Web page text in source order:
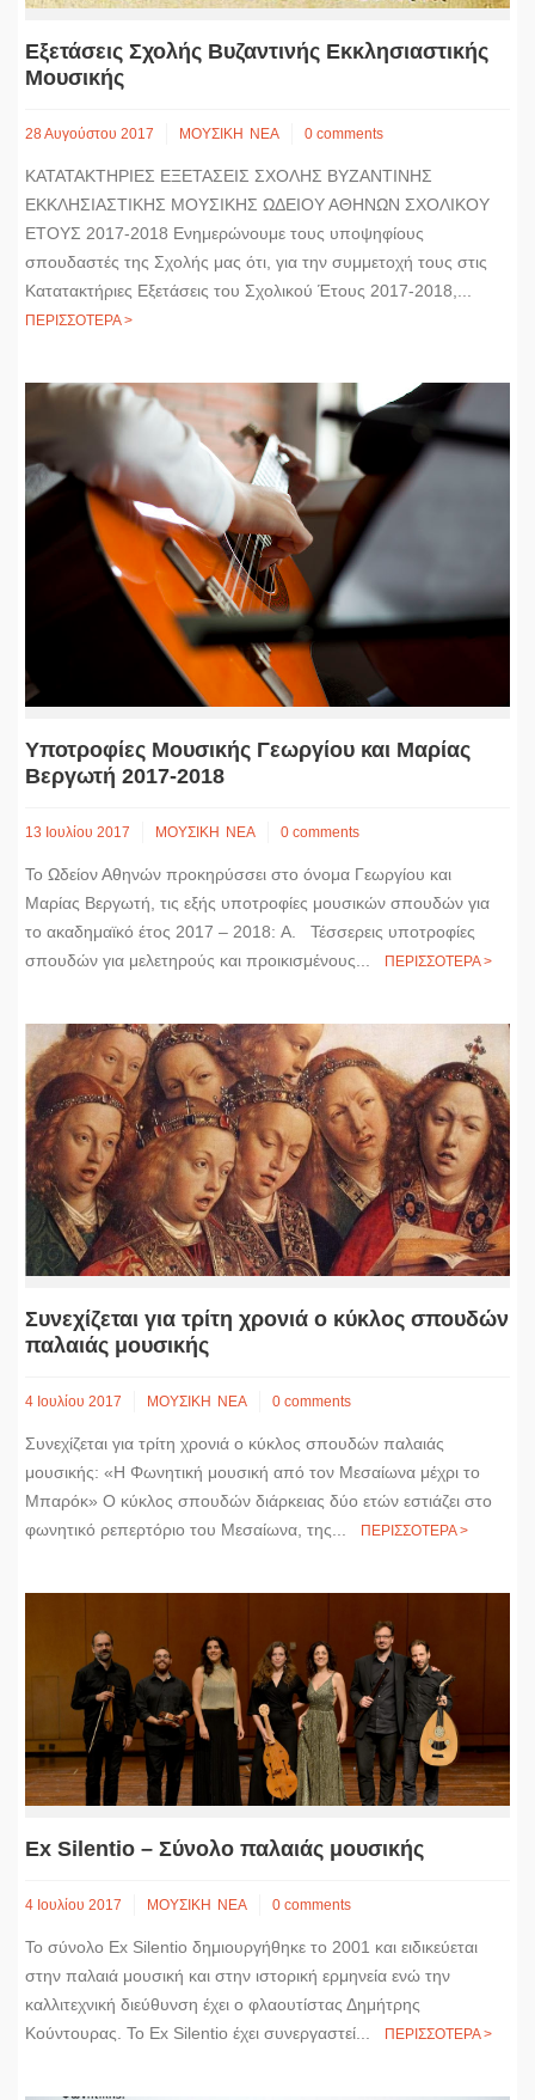
Εξετάσεις Σχολής Βυζαντινής Εκκλησιαστικής
Μουσικής
28 Αυγούστου 2017 ΜΟΥΣΙΚΗ ΝΕΑ 0 comments
ΚΑΤΑΤΑΚΤΗΡΙΕΣ ΕΞΕΤΑΣΕΙΣ ΣΧΟΛΗΣ ΒΥΖΑΝΤΙΝΗΣ
ΕΚΚΛΗΣΙΑΣΤΙΚΗΣ ΜΟΥΣΙΚΗΣ ΩΔΕΙΟΥ ΑΘΗΝΩΝ ΣΧΟΛΙΚΟΥ
ΕΤΟΥΣ 2017-2018 Ενημερώνουμε τους υποψηφίους
σπουδαστές της Σχολής μας ότι, για την συμμετοχή τους στις
Κατατακτήριες Εξετάσεις του Σχολικού Έτους 2017-2018,...
ΠΕΡΙΣΣΟΤΕΡΑ >
Υποτροφίες Μουσικής Γεωργίου και Μαρίας
Βεργωτή 2017-2018
13 Ιουλίου 2017 ΜΟΥΣΙΚΗ ΝΕΑ 0 comments
Το Ωδείον Αθηνών προκηρύσσει στο όνομα Γεωργίου και
Μαρίας Βεργωτή, τις εξής υποτροφίες μουσικών σπουδών για
το ακαδημαϊκό έτος 2017 – 2018: A. Τέσσερεις υποτροφίες
σπουδών για μελετηρούς και προικισμένους...
ΠΕΡΙΣΣΟΤΕΡΑ >
Συνεχίζεται για τρίτη χρονιά ο κύκλος σπουδών
παλαιάς μουσικής
4 Ιουλίου 2017 ΜΟΥΣΙΚΗ ΝΕΑ 0 comments
Συνεχίζεται για τρίτη χρονιά ο κύκλος σπουδών παλαιάς
μουσικής: «H Φωνητική μουσική από τον Μεσαίωνα μέχρι το
Μπαρόκ» Ο κύκλος σπουδών διάρκειας δύο ετών εστιάζει στο
φωνητικό ρεπερτόριο του Μεσαίωνα, της...
ΠΕΡΙΣΣΟΤΕΡΑ >
Ex Silentio – Σύνολο παλαιάς μουσικής
4 Ιουλίου 2017 ΜΟΥΣΙΚΗ ΝΕΑ 0 comments
Το σύνολο Ex Silentio δημιουργήθηκε το 2001 και ειδικεύεται
στην παλαιά μουσική και στην ιστορική ερμηνεία ενώ την
καλλιτεχνική διεύθυνση έχει ο φλαουτίστας Δημήτρης
Κούντουρας. Το Ex Silentio έχει συνεργαστεί...
ΠΕΡΙΣΣΟΤΕΡΑ >